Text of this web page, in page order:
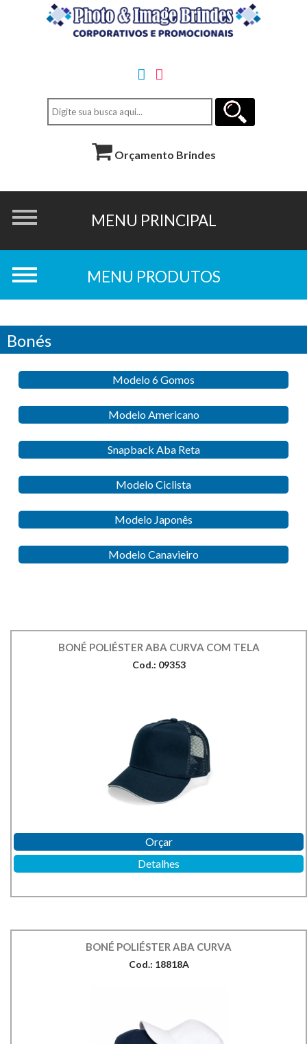
Orçamento Brindes
Bonés
Modelo 6 Gomos
Modelo Americano
Snapback Aba Reta
Modelo Ciclista
Modelo Japonês
Modelo Canavieiro
BONÉ POLIÉSTER ABA CURVA COM TELA
Cod.: 09353
Orçar
Detalhes
BONÉ POLIÉSTER ABA CURVA
Cod.: 18818A